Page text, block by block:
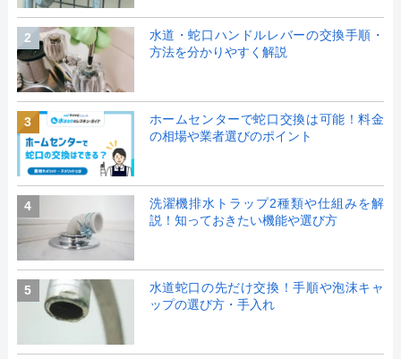
2
水道・蛇口ハンドルレバーの交換手順・
方法を分かりやすく解説
3
ホームセンターで蛇口交換は可能！料金
の相場や業者選びのポイント
4
洗濯機排水トラップ2種類や仕組みを解
説！知っておきたい機能や選び方
5
水道蛇口の先だけ交換！手順や泡沫キャ
ップの選び方・手入れ